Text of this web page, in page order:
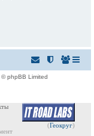
phpBB Limited
(Геокруг)